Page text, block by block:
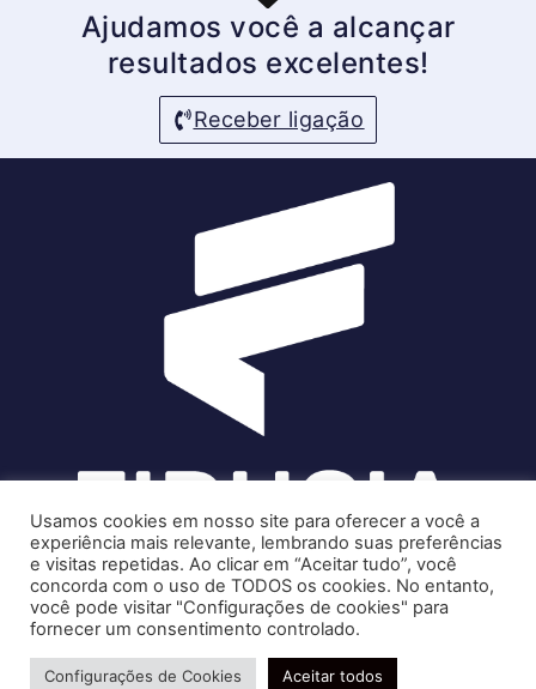
Ajudamos você a alcançar
resultados excelentes!
Receber ligação
Soluções contábeis-fiscais-tributárias especializadas | CRC RJ
004856/O-7
Serviços
Usamos cookies em nosso site para oferecer a você a
experiência mais relevante, lembrando suas preferências
e visitas repetidas. Ao clicar em “Aceitar tudo”, você
concorda com o uso de TODOS os cookies. No entanto,
você pode visitar "Configurações de cookies" para
fornecer um consentimento controlado.
Configurações de Cookies Aceitar todos
Precisa de ajuda?